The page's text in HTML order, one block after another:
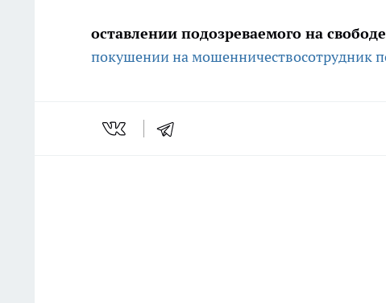
оставлении подозреваемого на
покушении на мошенничествосотрудник